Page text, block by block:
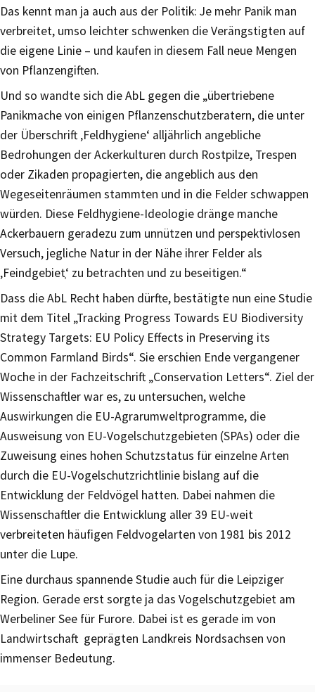
Das kennt man ja auch aus der Politik: Je mehr Panik man
verbreitet, umso leichter schwenken die Verängstigten auf
die eigene Linie – und kaufen in diesem Fall neue Mengen
von Pflanzengiften.
Und so wandte sich die AbL gegen die „übertriebene
Panikmache von einigen Pflanzenschutzberatern, die unter
der Überschrift ‚Feldhygiene‘ alljährlich angebliche
Bedrohungen der Ackerkulturen durch Rostpilze, Trespen
oder Zikaden propagierten, die angeblich aus den
Wegeseitenräumen stammten und in die Felder schwappen
würden. Diese Feldhygiene-Ideologie dränge manche
Ackerbauern geradezu zum unnützen und perspektivlosen
Versuch, jegliche Natur in der Nähe ihrer Felder als
‚Feindgebietְ‘ zu betrachten und zu beseitigen.“
Dass die AbL Recht haben dürfte, bestätigte nun eine Studie
mit dem Titel „Tracking Progress Towards EU Biodiversity
Strategy Targets: EU Policy Effects in Preserving its
Common Farmland Birds“. Sie erschien Ende vergangener
Woche in der Fachzeitschrift „Conservation Letters“. Ziel der
Wissenschaftler war es, zu untersuchen, welche
Auswirkungen die EU-Agrarumweltprogramme, die
Ausweisung von EU-Vogelschutzgebieten (SPAs) oder die
Zuweisung eines hohen Schutzstatus für einzelne Arten
durch die EU-Vogelschutzrichtlinie bislang auf die
Entwicklung der Feldvögel hatten. Dabei nahmen die
Wissenschaftler die Entwicklung aller 39 EU-weit
verbreiteten häufigen Feldvogelarten von 1981 bis 2012
unter die Lupe.
Eine durchaus spannende Studie auch für die Leipziger
Region. Gerade erst sorgte ja das Vogelschutzgebiet am
Werbeliner See für Furore. Dabei ist es gerade im von
Landwirtschaft geprägten Landkreis Nordsachsen von
immenser Bedeutung.